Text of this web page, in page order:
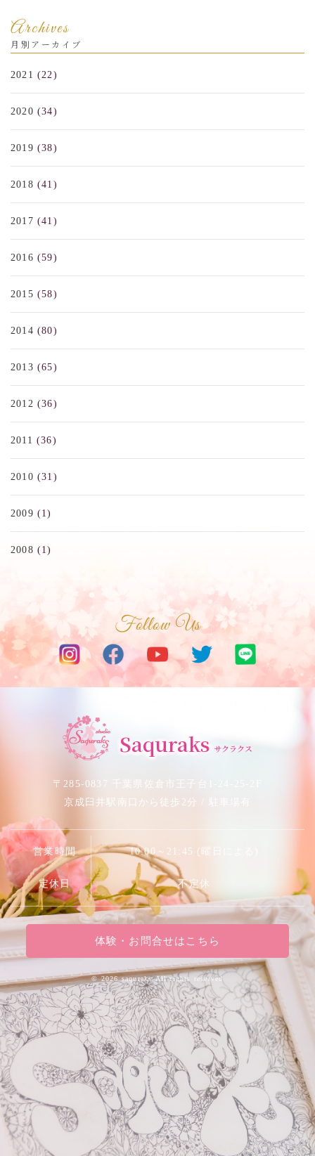
Archives
月別アーカイブ
2021 (22)
2020 (34)
2019 (38)
2018 (41)
2017 (41)
2016 (59)
2015 (58)
2014 (80)
2013 (65)
2012 (36)
2011 (36)
2010 (31)
2009 (1)
2008 (1)
Follow Us
Saquraks サクラクス
〒285-0837 千葉県佐倉市王子台1-24-25-2F
京成臼井駅南口から徒歩2分 / 駐車場有
営業時間 10:00～21:45 (曜日による)
定休日 不定休
体験・お問合せはこちら
©2026 saquraks.All rights reserved